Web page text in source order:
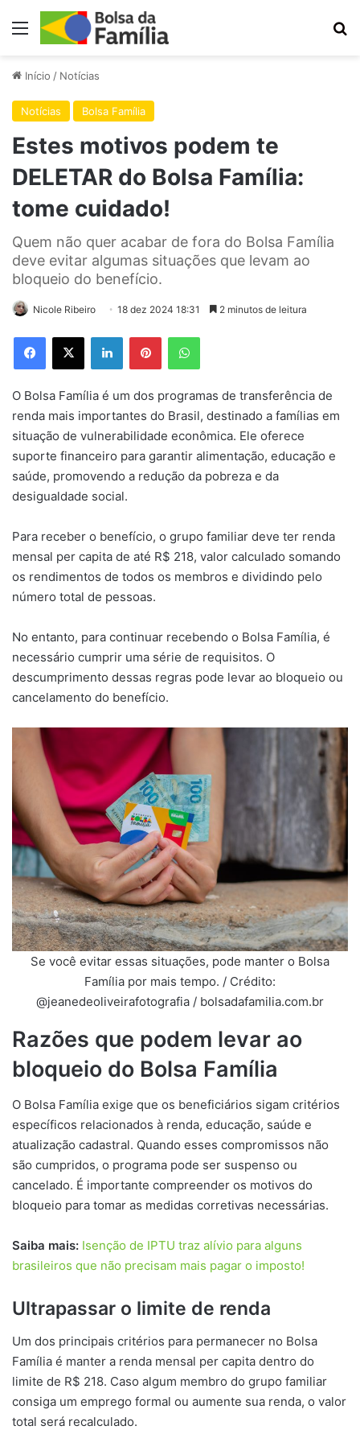
Menu
Início / Notícias
Notícias Bolsa Família
Estes motivos podem te
DELETAR do Bolsa Família:
tome cuidado!
Quem não quer acabar de fora do Bolsa Família
deve evitar algumas situações que levam ao
bloqueio do benefício.
Nicole Ribeiro 18 dez 2024 18:31 2 minutos de leitura
Facebook
X LinkedinPinterestWhatsApp
O Bolsa Família é um dos programas de transferência de
renda mais importantes do Brasil, destinado a famílias em
situação de vulnerabilidade econômica. Ele oferece
suporte financeiro para garantir alimentação, educação e
saúde, promovendo a redução da pobreza e da
desigualdade social.
Para receber o benefício, o grupo familiar deve ter renda
mensal per capita de até R$ 218, valor calculado somando
os rendimentos de todos os membros e dividindo pelo
número total de pessoas.
No entanto, para continuar recebendo o Bolsa Família, é
necessário cumprir uma série de requisitos. O
descumprimento dessas regras pode levar ao bloqueio ou
cancelamento do benefício.
Se você evitar essas situações, pode manter o Bolsa
Família por mais tempo. / Crédito:
@jeanedeoliveirafotografia / bolsadafamilia.com.br
Razões que podem levar ao
bloqueio do Bolsa Família
O Bolsa Família exige que os beneficiários sigam critérios
específicos relacionados à renda, educação, saúde e
atualização cadastral. Quando esses compromissos não
são cumpridos, o programa pode ser suspenso ou
cancelado. É importante compreender os motivos do
bloqueio para tomar as medidas corretivas necessárias.
Saiba mais: Isenção de IPTU traz alívio para alguns
brasileiros que não precisam mais pagar o imposto!
Ultrapassar o limite de renda
Um dos principais critérios para permanecer no Bolsa
Família é manter a renda mensal per capita dentro do
limite de R$ 218. Caso algum membro do grupo familiar
consiga um emprego formal ou aumente sua renda, o valor
total será recalculado.